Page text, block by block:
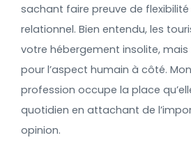
sachant faire preuve de
relationnel. Bien entendu, les
votre hébergement insolite,
pour l’aspect humain à côté.
profession occupe la place
quotidien en attachant de
opinion.